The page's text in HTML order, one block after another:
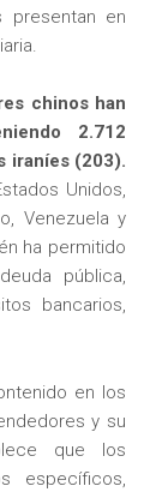
presentan en
chinos han
2.712
iraníes (203).
Unidos,
Venezuela y
ha permitido
pública,
bancarios,
en los
y su
que los
específicos,